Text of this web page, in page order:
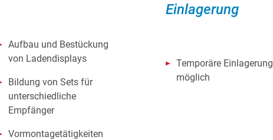
Aufbau und Bestückung
von Ladendisplays
Bildung von Sets für
unterschiedliche
Empfänger
Vormontagetätigkeiten
Einlagerung
Temporäre Einlagerung
möglich